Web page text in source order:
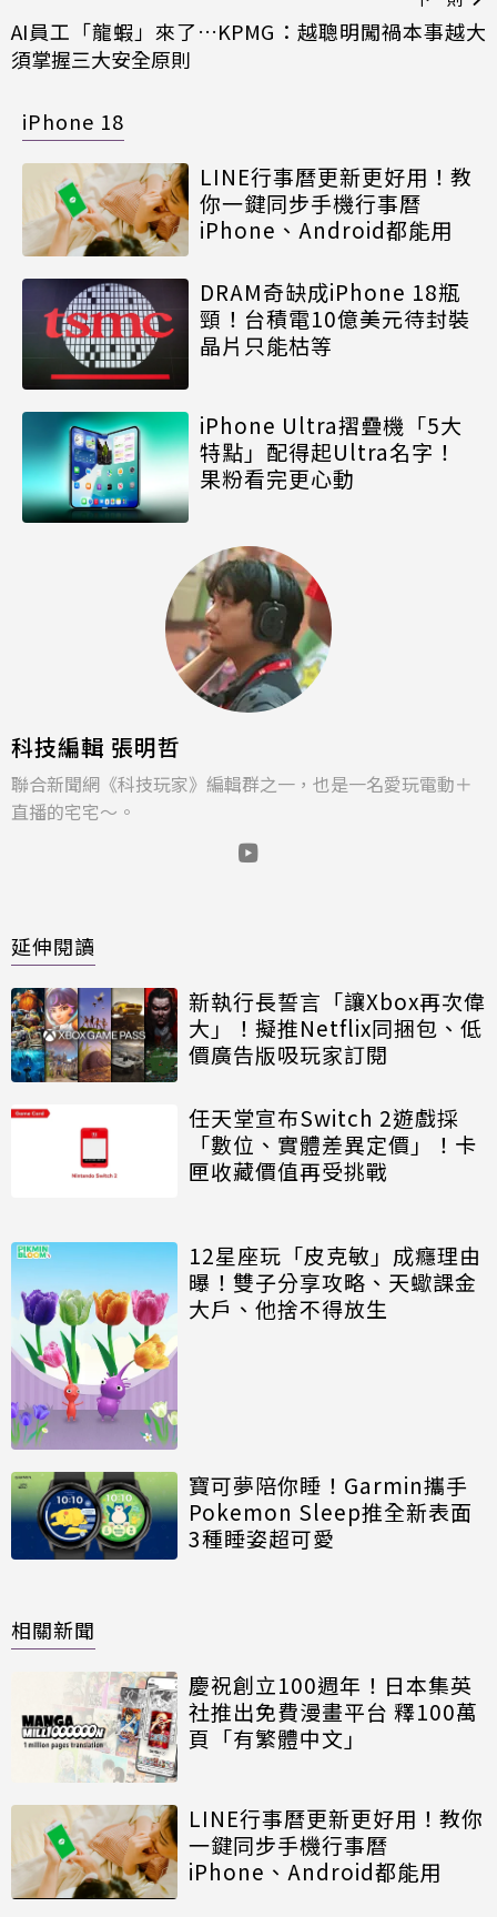
AI員工「龍蝦」來了…KPMG：越聰明闖禍本事越大
須掌握三大安全原則
iPhone 18
LINE行事曆更新更好用！教
你一鍵同步手機行事曆
iPhone、Android都能用
DRAM奇缺成iPhone 18瓶
頸！台積電10億美元待封裝
晶片只能枯等
iPhone Ultra摺疊機「5大
特點」配得起Ultra名字！
果粉看完更心動
科技編輯 張明哲
聯合新聞網《科技玩家》編輯群之一，也是一名愛玩電動＋
直播的宅宅～。
延伸閱讀
新執行長誓言「讓Xbox再次偉
大」！擬推Netflix同捆包、低
價廣告版吸玩家訂閱
任天堂宣布Switch 2遊戲採
「數位、實體差異定價」！卡
匣收藏價值再受挑戰
12星座玩「皮克敏」成癮理由
曝！雙子分享攻略、天蠍課金
大戶、他捨不得放生
寶可夢陪你睡！Garmin攜手
Pokemon Sleep推全新表面
3種睡姿超可愛
相關新聞
慶祝創立100週年！日本集英
社推出免費漫畫平台 釋100萬
頁「有繁體中文」
LINE行事曆更新更好用！教你
一鍵同步手機行事曆
iPhone、Android都能用